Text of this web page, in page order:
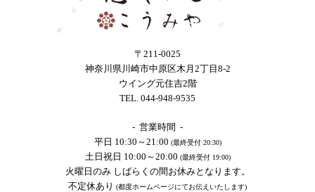
〒211-0025
神奈川県川崎市中原区木月2丁目8-2
ウイング元住吉2階
TEL. 044-948-9535
- 営業時間 -
平日 10:30～21:00 (最終受付 20:30)
土日祝日 10:00～20:00 (最終受付 19:00)
火曜日のみ しばらくの間お休みとなります。
不定休あり (都度ホームページにてお伝えいたします)